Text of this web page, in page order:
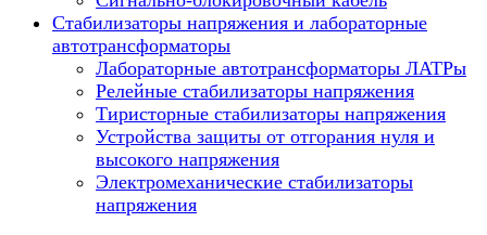
Стабилизаторы напряжения и лабораторные
автотрансформаторы
Лабораторные автотрансформаторы ЛАТРы
Релейные стабилизаторы напряжения
Тиристорные стабилизаторы напряжения
Устройства защиты от отгорания нуля и
высокого напряжения
Электромеханические стабилизаторы
напряжения